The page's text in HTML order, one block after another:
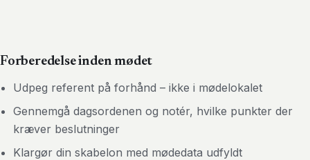
Forberedelse inden mødet
Udpeg referent på forhånd – ikke i mødelokalet
Gennemgå dagsordenen og notér, hvilke punkter der
kræver beslutninger
Klargør din skabelon med mødedata udfyldt